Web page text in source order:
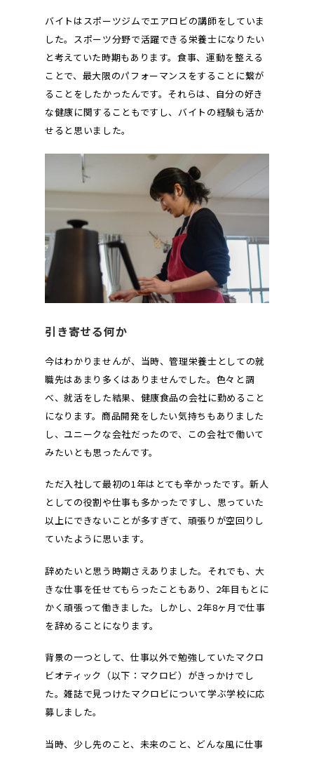
バイトはスポーツジムでエアロビの講師をしていま
した。スポーツ分野で活躍できる栄養士になりたい
と考えていた時期もあります。食事、運動を整える
ことで、最大限のパフォーマンスをすることに繋が
ることをしたかったんです。それらは、自分の好き
な健康に関することもですし、バイトの経験も活か
せると思いました。
引き寄せる何か
今はわかりませんが、当時、管理栄養士としての就
職先はあまり多くはありませんでした。色々と調
べ、就活をした結果、健康食品の会社に勤めること
になります。商品開発をしたい気持ちもありました
し、ユニークな会社だったので、この会社で働いて
みたいとも思ったんです。
ただ入社して最初の1年はとても辛かったです。新人
としての役割や仕事も多かったですし、思っていた
以上にできないことが多すぎて、頑張りが空回りし
ていたように思います。
辞めたいと思う時期さえありました。それでも、大
きな仕事を任せてもらったこともあり、2年目もとに
かく頑張って働きました。しかし、2年8ヶ月で仕事
を辞めることになります。
背景の一つとして、仕事以外で勉強していたマクロ
ビオティック（以下：マクロビ）がきっかけでし
た。雑誌で見つけたマクロビについて学ぶ学校に応
募しました。
当時、少し先のこと、未来のこと、どんな風に仕事